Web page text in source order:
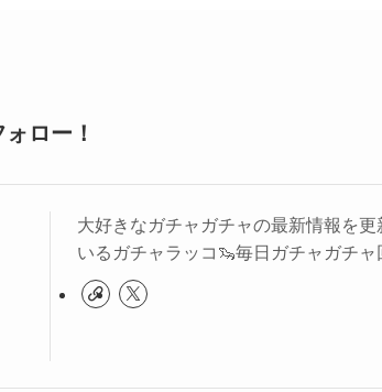
ロー！
大好きなガチャガチャの最新情報を
いるガチャラッコ🦦毎日ガチャガチャ